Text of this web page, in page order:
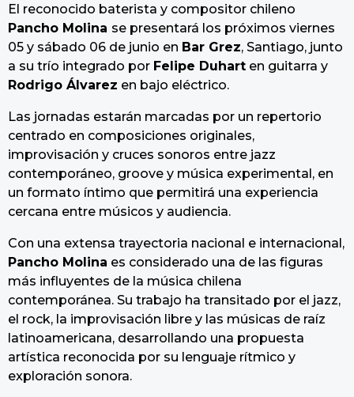
El reconocido baterista y compositor chileno
Pancho Molina se presentará los próximos viernes
05 y sábado 06 de junio en Bar Grez, Santiago, junto
a su trío integrado por Felipe Duhart en guitarra y
Rodrigo Álvarez en bajo eléctrico.
Las jornadas estarán marcadas por un repertorio
centrado en composiciones originales,
improvisación y cruces sonoros entre jazz
contemporáneo, groove y música experimental, en
un formato íntimo que permitirá una experiencia
cercana entre músicos y audiencia.
Con una extensa trayectoria nacional e internacional,
Pancho Molina es considerado una de las figuras
más influyentes de la música chilena
contemporánea. Su trabajo ha transitado por el jazz,
el rock, la improvisación libre y las músicas de raíz
latinoamericana, desarrollando una propuesta
artística reconocida por su lenguaje rítmico y
exploración sonora.